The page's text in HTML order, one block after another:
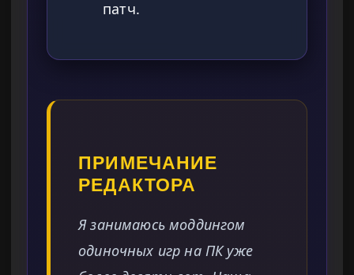
патч.
ПРИМЕЧАНИЕ
РЕДАКТОРА
Я занимаюсь моддингом
одиночных игр на ПК уже